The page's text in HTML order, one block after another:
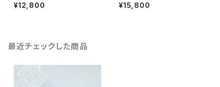
¥12,800 ¥15,800
最近チェックした商品